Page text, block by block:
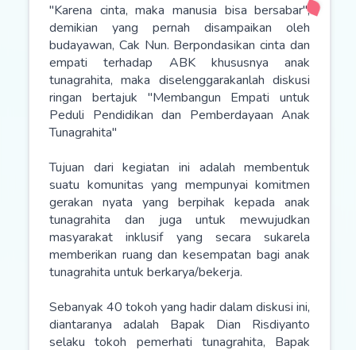
"Karena cinta, maka manusia bisa bersabar",
demikian yang pernah disampaikan oleh
budayawan, Cak Nun. Berpondasikan cinta dan
empati terhadap ABK khususnya anak
tunagrahita, maka diselenggarakanlah diskusi
ringan bertajuk "Membangun Empati untuk
Peduli Pendidikan dan Pemberdayaan Anak
Tunagrahita"
Tujuan dari kegiatan ini adalah membentuk
suatu komunitas yang mempunyai komitmen
gerakan nyata yang berpihak kepada anak
tunagrahita dan juga untuk mewujudkan
masyarakat inklusif yang secara sukarela
memberikan ruang dan kesempatan bagi anak
tunagrahita untuk berkarya/bekerja.
Sebanyak 40 tokoh yang hadir dalam diskusi ini,
diantaranya adalah Bapak Dian Risdiyanto
selaku tokoh pemerhati tunagrahita, Bapak